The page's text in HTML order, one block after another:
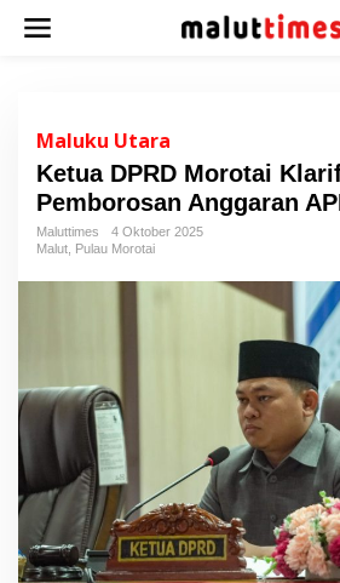
Maluku Utara
Ketua DPRD Morotai
Pemborosan Anggaran
Maluttimes
4 Oktober 2025
Malut Pulau Morotai